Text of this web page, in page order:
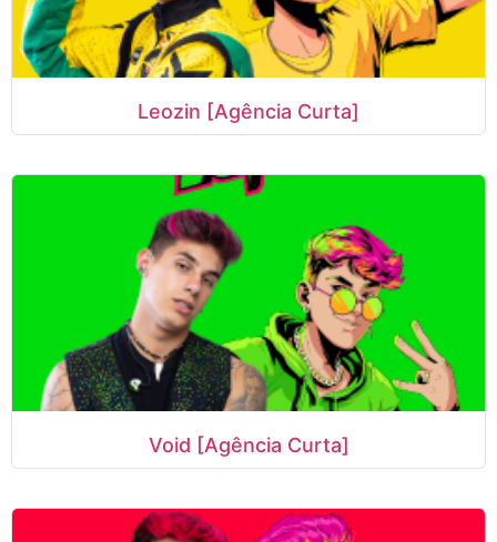
Leozin [Agência Curta]
Void [Agência Curta]